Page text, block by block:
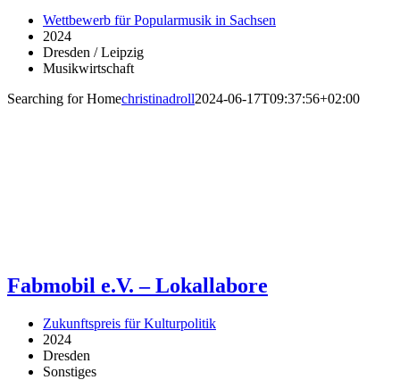
Wettbewerb für Popularmusik in Sachsen
2024
Dresden / Leipzig
Musikwirtschaft
Searching for Homechristinadroll2024-06-17T09:37:56+02:00
Fabmobil e.V. – Lokallabore
Zukunftspreis für Kulturpolitik
2024
Dresden
Sonstiges